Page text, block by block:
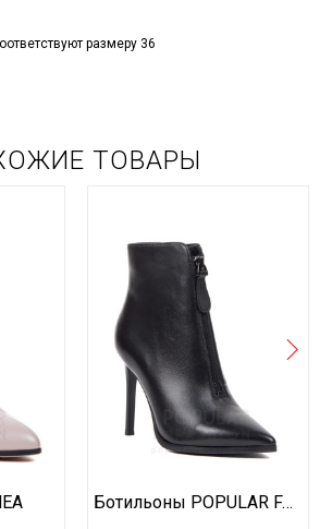
размеру 36
ТОВАРЫ
Ботильоны POPULAR FASHION